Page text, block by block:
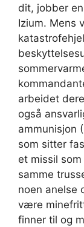
dit, jobber
Izium. Mens
arbeidet
også
ammunisjon
som sitter
et missil
samme
noen anelse
være
finner til og